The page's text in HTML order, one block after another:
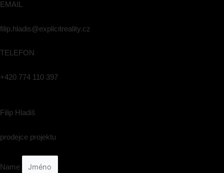
EMAIL
filip.hladis@explicitreality.cz
TELEFON
+420 774 110 397
Filip Hladiš
prodejce projektu
Name